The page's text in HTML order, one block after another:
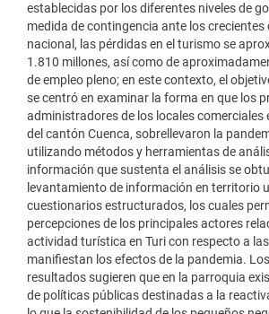
establecidas por los diferentes niveles de
medida de contingencia ante los crecientes
nacional, las pérdidas en el turismo se
1.810 millones, así como de
de empleo pleno; en este contexto, el
se centró en examinar la forma en que los
administradores de los locales comerciales
del cantón Cuenca, sobrellevaron la
utilizando métodos y herramientas de
información que sustenta el análisis se
levantamiento de información en territorio
cuestionarios estructurados, los cuales
percepciones de los principales actores
actividad turística en Turi con respecto a
manifiestan los efectos de la pandemia.
resultados sugieren que en la parroquia
de políticas públicas destinadas a la